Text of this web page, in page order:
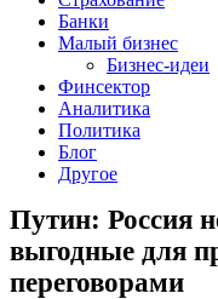
Банки
Малый бизнес
Бизнес-идеи
Финсектор
Аналитика
Политика
Блог
Другое
Путин: Россия
выгодные для
переговорами